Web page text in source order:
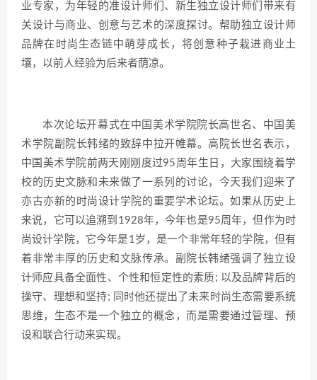
业专家，为年轻的准设计师们、新生独立设计师们带来有
关设计与商业、创意与艺术的深度探讨。帮助独立设计师
品牌在时尚生态链中萌芽成长，将创意种子栽进商业土
壤，以前人经验为后来者荫凉。
本次论坛开幕式在中国美术学院院长高世名、中国美
术学院副院长韩绪的致辞中拉开帷幕。高院长世名表示，
中国美术学院前两天刚刚度过95周年生日，大家围绕着学
校的历史文脉和未来做了一系列的讨论，今天我们迎来了
亦古亦新的时尚设计学院的重要学术论坛。如果从历史上
来说，它可以追溯到1928年，今年也是95周年，但作为时
尚设计学院，它今年是1岁，是一个非常年轻的学院，但有
着非常丰厚的历史和文脉传承。副院长韩绪强调了独立设
计师应具备全面性、个性和恒定性的素质; 以及品牌背后的
操守、理想和坚持; 同时他还提出了未来时尚生态需要系统
思维，生态不是一个独立的概念，而是需要通过管理、预
设和联合行动来实现。